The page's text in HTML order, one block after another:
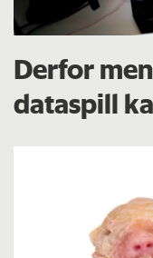
Derfor
dataspill